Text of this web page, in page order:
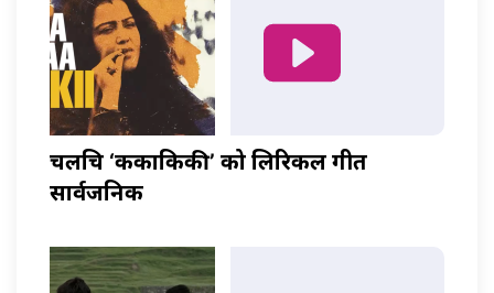
चलचित्र ‘ककाकिकी’ को लिरिकल गीत
सार्वजनिक